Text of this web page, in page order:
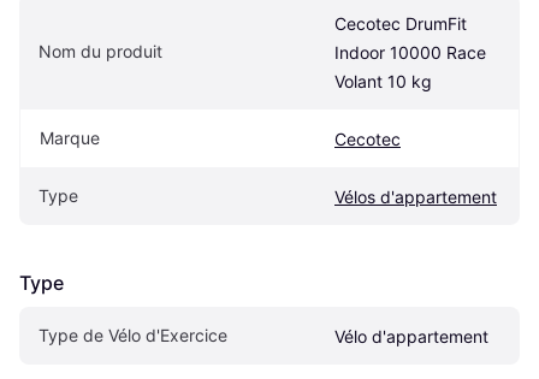
Nom du produit
Cecotec DrumFit
Indoor 10000 Race
Volant 10 kg
Marque Cecotec
Type Vélos d'appartement
Type
Type de Vélo d'Exercice Vélo d'appartement